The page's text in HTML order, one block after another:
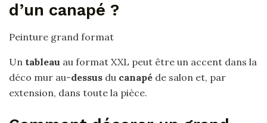
d’un canapé ?
Peinture grand format
Un tableau au format XXL peut être un accent dans la
déco mur au-dessus du canapé de salon et, par
extension, dans toute la pièce.